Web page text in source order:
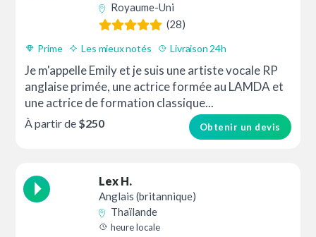
Royaume-Uni
(28)
Prime Les mieux notés Livraison 24h
Je m'appelle Emily et je suis une artiste vocale RP
anglaise primée, une actrice formée au LAMDA et
une actrice de formation classique...
Obtenir un devis
À partir de $250
Lex H.
Anglais (britannique)
Thaïlande
heure locale